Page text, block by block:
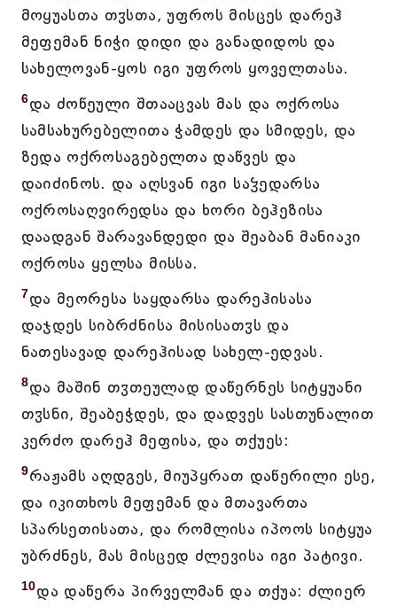
მოყუასთა თჳსთა, უფროს მისცეს დარეჰ
მეფემან ნიჭი დიდი და განადიდოს და
სახელოვან-ყოს იგი უფროს ყოველთასა.
6და ძოწეული შთააცვას მას და ოქროსა
სამსახურებელითა ჭამდეს და სმიდეს, და
ზედა ოქროსაგებელთა დაწვეს და
დაიძინოს. და აღსვან იგი საჴედარსა
ოქროსაღვირედსა და ხორი ბეჰეზისა
დაადგან შარავანდედი და შეაბან მანიაკი
ოქროსა ყელსა მისსა.
7და მეორესა საყდარსა დარეჰისასა
დაჯდეს სიბრძნისა მისისათჳს და
ნათესავად დარეჰისად სახელ-ედვას.
8და მაშინ თჳთეულად დაწერნეს სიტყუანი
თჳსნი, შეაბეჭდეს, და დადვეს სასთუნალით
კერძო დარეჰ მეფისა, და თქუეს:
9რაჟამს აღდგეს, მიუპყრათ დაწერილი ესე,
და იკითხოს მეფემან და მთავართა
სპარსეთისათა, და რომლისა იპოოს სიტყუა
უბრძნეს, მას მისცედ ძლევისა იგი პატივი.
10და დაწერა პირველმან და თქუა: ძლიერ